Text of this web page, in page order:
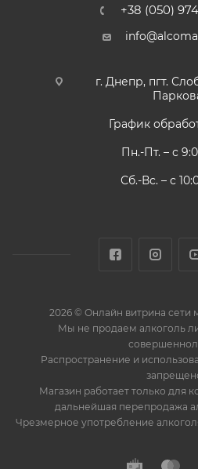
+38 (050)
г. Днепр, пгт.
График
Пн.-Пт. – с
Сб.-Вс. – с
2026 © Онлайн витрина сети
Мы не продаем алкоголь
Распространение и
Магазин работает только для
дальнейшая перепродажа
Чрезмерное употребление